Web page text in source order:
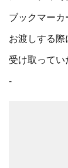
ブックマーカ
お渡しする
受け取ってい
-